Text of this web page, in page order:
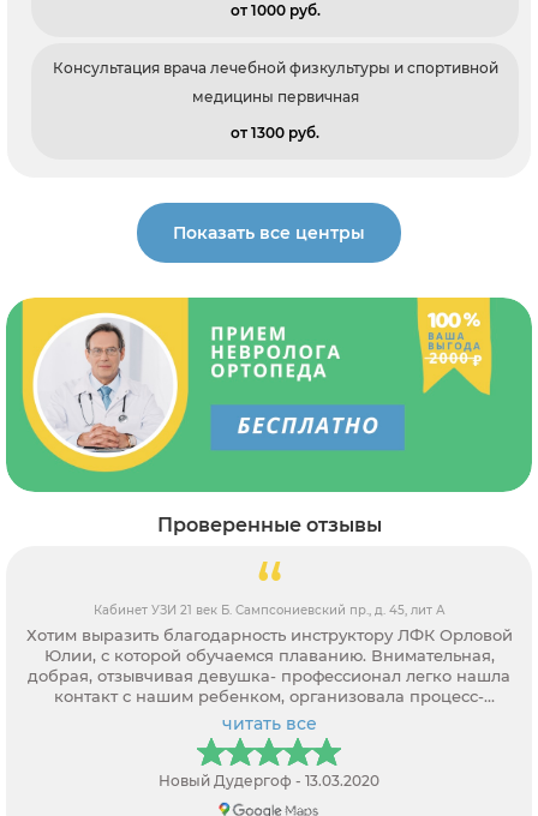
от 1000 pуб.
Консультация врача лечебной физкультуры и спортивной
медицины первичная
от 1300 pуб.
Показать все центры
Проверенные отзывы
Кабинет УЗИ на Театральной
Обслуживают "своих". К остальным отношение предвзятое.
Не рекомендую от слова совсем.
читать все
Никитина Ольга - 09.12.2022